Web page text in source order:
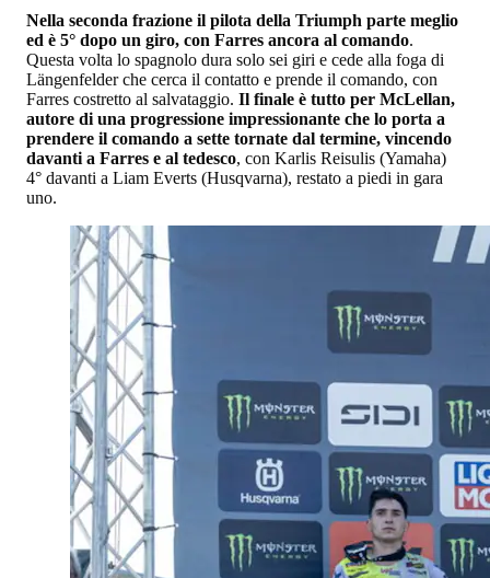
Nella seconda frazione il pilota della Triumph parte meglio
ed è 5° dopo un giro, con Farres ancora al comando.
Questa volta lo spagnolo dura solo sei giri e cede alla foga di
Längenfelder che cerca il contatto e prende il comando, con
Farres costretto al salvataggio. Il finale è tutto per McLellan,
autore di una progressione impressionante che lo porta a
prendere il comando a sette tornate dal termine, vincendo
davanti a Farres e al tedesco, con Karlis Reisulis (Yamaha)
4° davanti a Liam Everts (Husqvarna), restato a piedi in gara
uno.